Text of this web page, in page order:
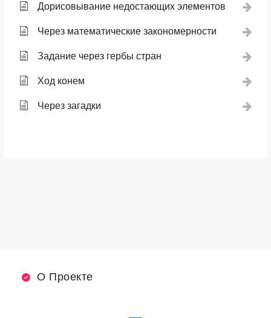
Дорисовывание недостающих элементов
Через математические закономерности
Задание через гербы стран
Ход конем
Через загадки
О Проекте